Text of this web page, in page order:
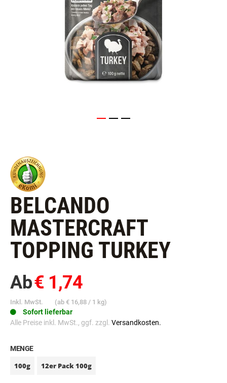
BELCANDO
MASTERCRAFT
TOPPING TURKEY
Ab€ 1,74
Inkl. MwSt. (ab € 16,88 / 1 kg)
Sofort lieferbar
Alle Preise inkl. MwSt., ggf. zzgl. Versandkosten.
MENGE
100g 12er Pack 100g